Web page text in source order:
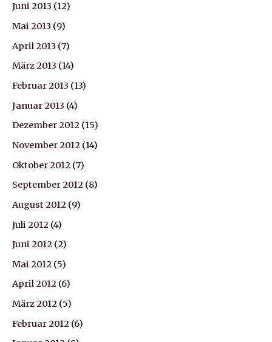
Juni 2013 (12)
Mai 2013 (9)
April 2013 (7)
März 2013 (14)
Februar 2013 (13)
Januar 2013 (4)
Dezember 2012 (15)
November 2012 (14)
Oktober 2012 (7)
September 2012 (8)
August 2012 (9)
Juli 2012 (4)
Juni 2012 (2)
Mai 2012 (5)
April 2012 (6)
März 2012 (5)
Februar 2012 (6)